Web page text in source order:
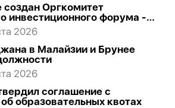
Оргкомитет
инвестиционного форума -
2026
в Малайзии и Брунее
2026
соглашение с
образовательных квотах